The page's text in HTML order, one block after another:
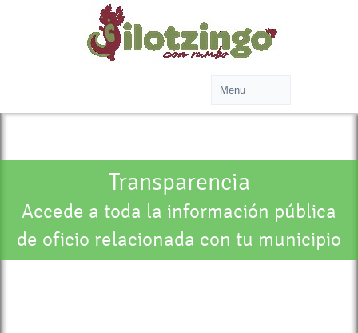
Transparencia
Accede a toda la información pública
de oficio relacionada con tu municipio